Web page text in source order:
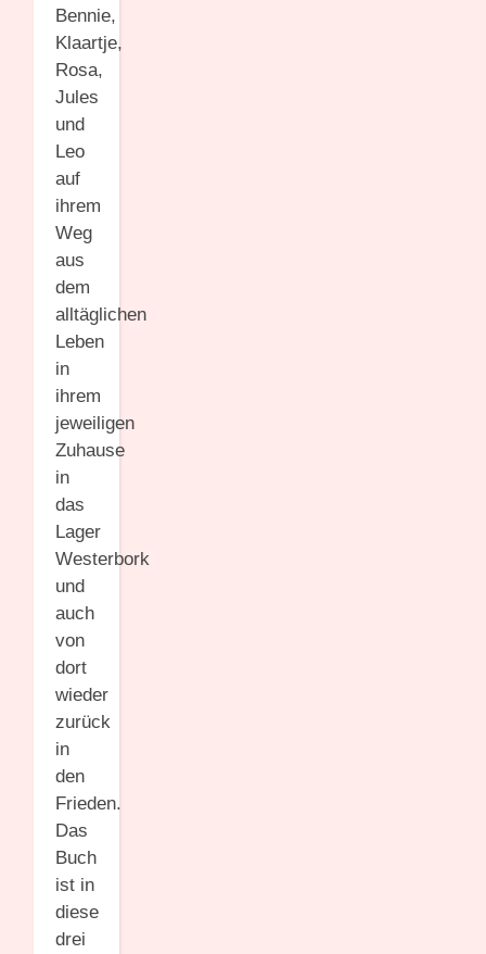
Bennie,
Klaartje,
Rosa,
Jules
und
Leo
auf
ihrem
Weg
aus
dem
alltäglichen
Leben
in
ihrem
jeweiligen
Zuhause
in
das
Lager
Westerbork
und
auch
von
dort
wieder
zurück
in
den
Frieden.
Das
Buch
ist in
diese
drei